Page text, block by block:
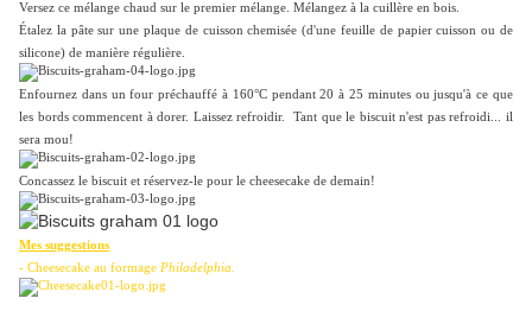
Versez ce mélange chaud sur le premier mélange. Mélangez à la cuillère en bois.
Étalez la pâte sur une plaque de cuisson chemisée (d'une feuille de papier cuisson ou de
silicone) de manière régulière.
Enfournez dans un four préchauffé à 160°C pendant 20 à 25 minutes ou jusqu'à ce que
les bords commencent à dorer. Laissez refroidir. Tant que le biscuit n'est pas refroidi... il
sera mou!
Concassez le biscuit et réservez-le pour le cheesecake de demain!
Mes suggestions
- Cheesecake au formage Philadelphia.